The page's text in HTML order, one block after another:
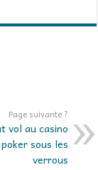
Page suivante ?
vol au casino
sous les
verrous